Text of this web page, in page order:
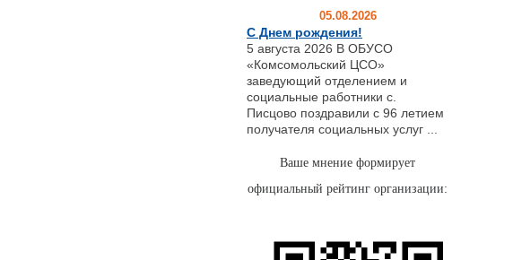
05.08.2026
С Днем рождения!
5 августа 2026 В ОБУСО
«Комсомольский ЦСО»
заведующий отделением и
социальные работники с.
Писцово поздравили с 96 летием
получателя социальных услуг ...
Ваше мнение формирует
официальный рейтинг организации: